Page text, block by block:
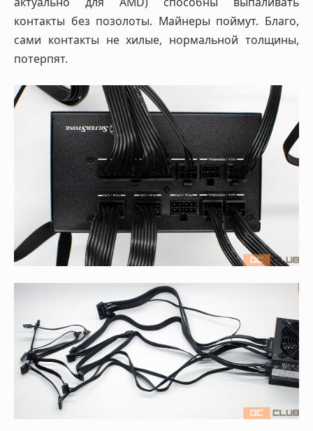
контакты без позолоты. Майнеры поймут. Благо,
сами контакты не хилые, нормальной толщины,
потерпят.